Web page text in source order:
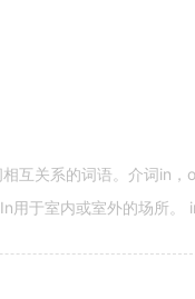
互关系的词语。介词in
用于室内或室外的场所。